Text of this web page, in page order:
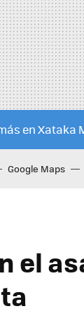
en Xataka
Google Maps
el